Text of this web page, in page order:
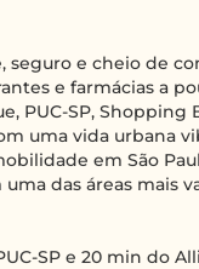
seguro e cheio de
e farmácias a
PUC-SP,
uma vida urbana
em São
das áreas mais
SP e 20 min do